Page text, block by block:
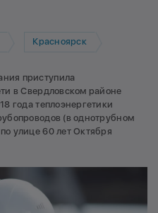
Красноярск
приступила
в Свердловском районе
года теплоэнергетики
(в однотрубном
улице 60 лет Октября